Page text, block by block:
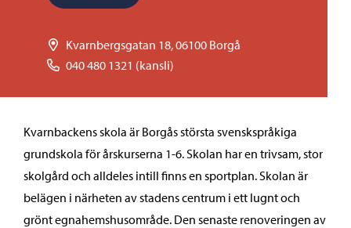
Kvarnbergsgatan 18, 06100 Borgå
040 480 1321 (kansli)
Kvarnbackens skola är Borgås största svenskspråkiga
grundskola för årskurserna 1-6. Skolan har en trivsam, stor
skolgård och alldeles intill finns en sportplan. Skolan är
belägen i närheten av stadens centrum i ett lugnt och
grönt egnahemshusområde. Den senaste renoveringen av